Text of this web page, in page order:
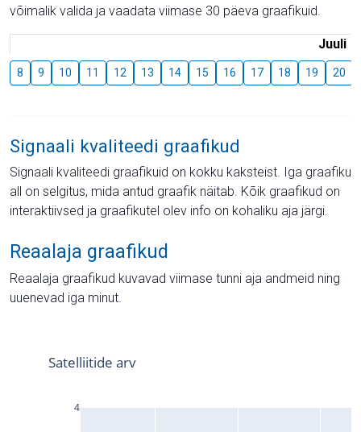
võimalik valida ja vaadata viimase 30 päeva graafikuid.
Juuli
8 9 10 11 12 13 14 15 16 17 18 19 20
Signaali kvaliteedi graafikud
Signaali kvaliteedi graafikuid on kokku kaksteist. Iga graafiku
all on selgitus, mida antud graafik näitab. Kõik graafikud on
interaktiivsed ja graafikutel olev info on kohaliku aja järgi.
Reaalaja graafikud
Reaalaja graafikud kuvavad viimase tunni aja andmeid ning
uuenevad iga minut.